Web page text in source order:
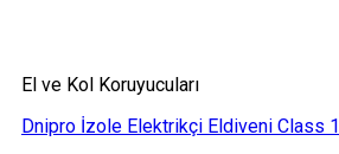
El ve Kol Koruyucuları
Dnipro İzole Elektrikçi Eldiveni Class 1